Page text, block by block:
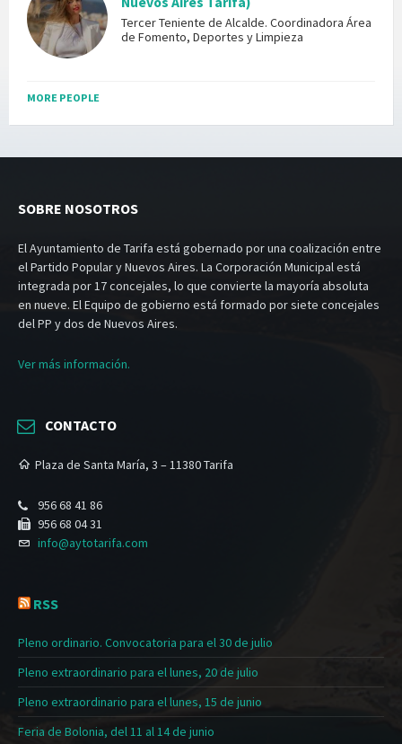
Tercer Teniente de Alcalde. Coordinadora Área
de Fomento, Deportes y Limpieza
MORE PEOPLE
SOBRE NOSOTROS
El Ayuntamiento de Tarifa está gobernado por una coalización entre
el Partido Popular y Nuevos Aires. La Corporación Municipal está
integrada por 17 concejales, lo que convierte la mayoría absoluta
en nueve. El Equipo de gobierno está formado por siete concejales
del PP y dos de Nuevos Aires.
Ver más información.
CONTACTO
Plaza de Santa María, 3 – 11380 Tarifa
956 68 41 86
956 68 04 31
info@aytotarifa.com
RSS
Pleno ordinario. Convocatoria para el 30 de julio
Pleno extraordinario para el lunes, 20 de julio
Pleno extraordinario para el lunes, 15 de junio
Feria de Bolonia, del 11 al 14 de junio